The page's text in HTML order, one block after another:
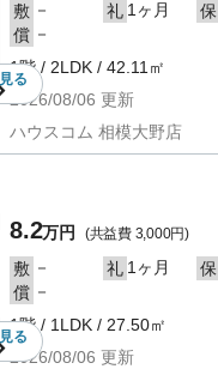
見る
敷 － 礼 1ヶ月 保
償 －
1階 / 2LDK / 42.11㎡
2026/08/06 更新
ハウスコム 相模大野店
見る
8.2万円 (共益費 3,000円)
敷 － 礼 1ヶ月 保
償 －
1階 / 1LDK / 27.50㎡
2026/08/06 更新